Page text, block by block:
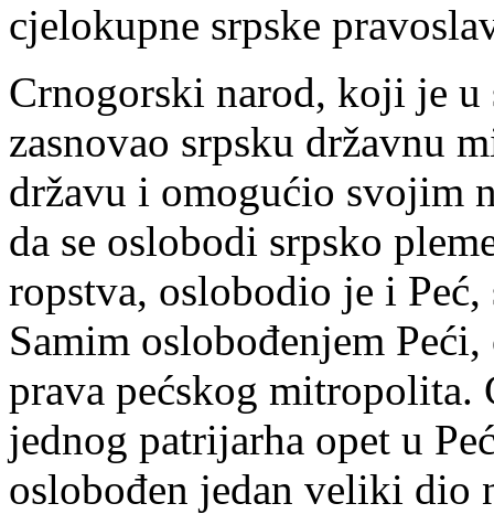
cjelokupne srpske
Crnogorski narod, koji je
zasnovao srpsku državnu
državu i omogućio svojim
da se oslobodi srpsko
ropstva, oslobodio je i
Samim oslobođenjem
prava pećskog mitropolita.
jednog patrijarha opet u
oslobođen jedan veliki dio